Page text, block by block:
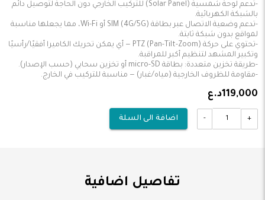
-تدعم لوحة شمسية (Solar Panel) للتركيب الخارجي دون الحاجة لتوصيل دائم
-تدعم وضعية الاتصال عبر بطاقة SIM (4G/5G) أو Wi-Fi، مما يجعلها مناسبة
-تحتوي على حركة PTZ (Pan-Tilt-Zoom) — أي يمكن تحريك الكاميرا أفقيًا/رأسيًا
-مقاومة للظروف الخارجية (مياه/غبار) — مناسبة للتركيب في الخارج.
119,000د.ع
+
- اضافة الى السلة
تفاصيل اضافية